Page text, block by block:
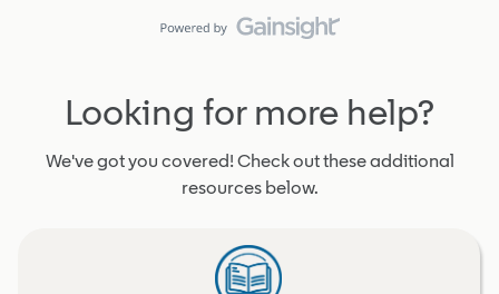
Looking for more help?
We've got you covered! Check out these additional
resources below.